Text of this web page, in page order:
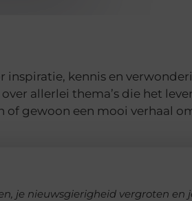
kennis en
allerlei thema’s die het
of gewoon een mooi verhaal
je nieuwsgierigheid vergroten en